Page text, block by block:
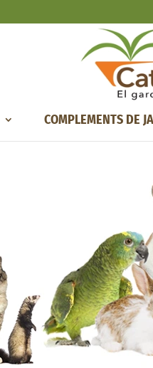
COMPLEMENTS DE